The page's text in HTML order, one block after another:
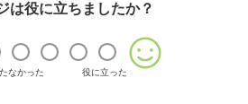
は役に立ちましたか？
なかった 役に立った